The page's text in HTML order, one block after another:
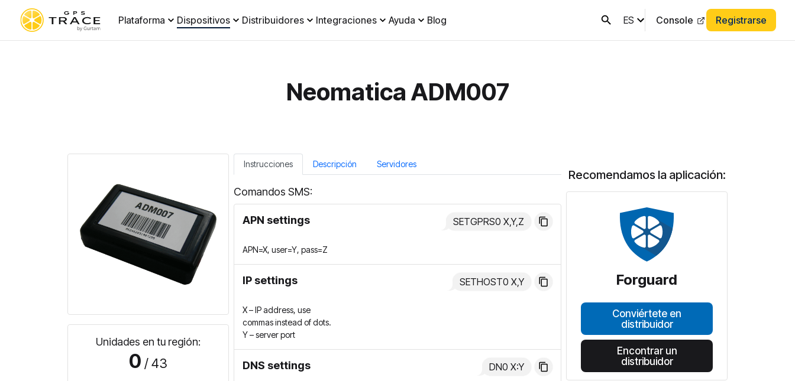
Plataforma Dispositivos Distribuidores Integraciones Ayuda Blog ES Console Registrarse
Neomatica ADM007
Unidades en tu región:
0 / 43
Instrucciones Descripción Servidores
Comandos SMS:
APN settings SETGPRS0 X,Y,Z
APN=X, user=Y, pass=Z
IP settings SETHOST0 X,Y
X – IP address, use
commas instead of dots.
Y – server port
DNS settings DN0 X:Y
Recomendamos la aplicación:
Forguard
Conviértete en
distribuidor
Encontrar un
distribuidor